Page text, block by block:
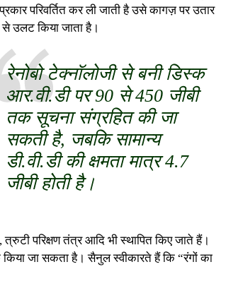
परिवर्तित कर ली जाती है उसे कागज़ पर उतार
उलट किया जाता है।
रेनोबो टेक्नॉलोजी से बनी डिस्क
आर.वी.डी पर 90 से 450 जीबी
तक सूचना संग्रहित की जा
सकती है, जबकि सामान्य
डी.वी.डी की क्षमता मात्र 4.7
जीबी होती है।
परिक्षण तंत्र आदि भी स्थापित किए जाते हैं।
जा सकता है। सैनुल स्वीकारते हैं कि “रंगों का